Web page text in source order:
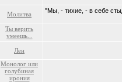
Молитва
"Мы, - тихие, - в себе
Ты верить
умеешь...
Лен
Монолог или
голубиная
ирония